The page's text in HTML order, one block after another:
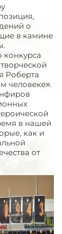
о
в камине
конкурса
Роберта
человеке».
в нашей
как и
от